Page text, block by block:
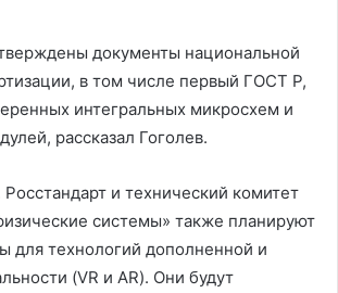
документы национальной
в том числе первый ГОСТ Р,
интегральных микросхем и
рассказал Гоголев.
и технический комитет
системы» также планируют
для технологий дополненной и
(VR и AR). Они будут